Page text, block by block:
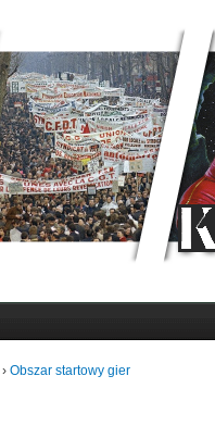
› Obszar startowy gier